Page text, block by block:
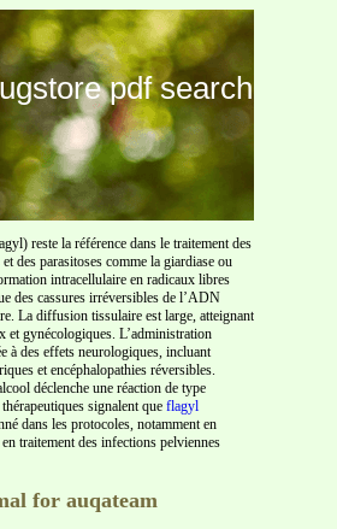
pdf search
reste la référence dans le traitement des
des parasitoses comme la giardiase ou
intracellulaire en radicaux libres
des cassures irréversibles de l’ADN
La diffusion tissulaire est large, atteignant
et gynécologiques. L’administration
à des effets neurologiques, incluant
et encéphalopathies réversibles.
déclenche une réaction de type
signalent que flagyl
dans les protocoles, notamment en
traitement des infections pelviennes
for auqateam